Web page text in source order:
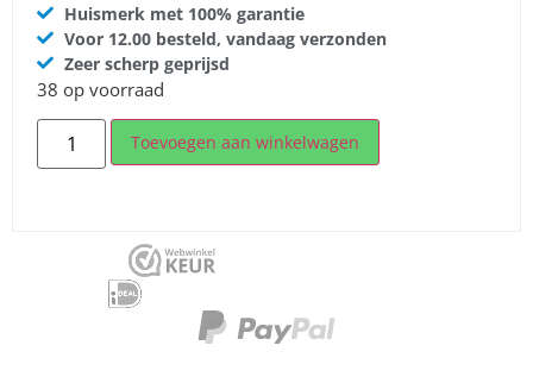
Huismerk met 100% garantie
Voor 12.00 besteld, vandaag verzonden
Zeer scherp geprijsd
38 op voorraad
Toevoegen aan winkelwagen